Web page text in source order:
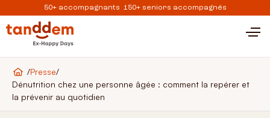
50+ accompagnants 150+ seniors accompagnés
/Presse/
Dénutrition chez une personne âgée : comment la repérer et
la prévenir au quotidien